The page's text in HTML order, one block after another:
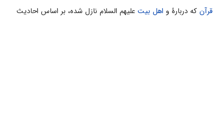
قرآنکه دربارهٔ و اهل بیتعلیهم السلام نازل شده، بر اساس احادیث